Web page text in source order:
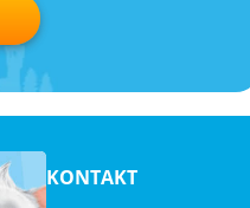
KONTAKT